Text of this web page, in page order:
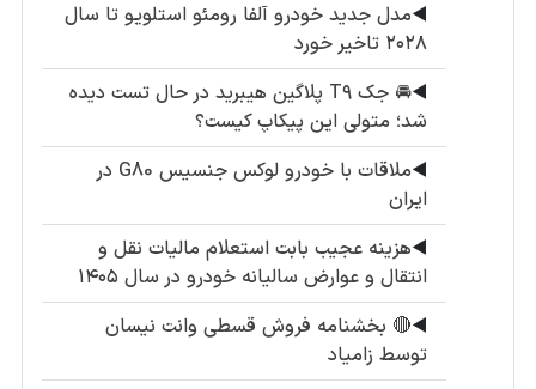
◀️مدل جدید خودرو آلفا رومئو استلویو تا سال
۲۰۲۸ تاخیر خورد
◀️
🚘 جک T۹ پلاگین هیبرید در حال تست دیده
شد؛ متولی این پیکاپ کیست؟
◀️
ملاقات با خودرو لوکس جنسیس G80 در
ایران
◀️هزینه عجیب بابت استعلام مالیات نقل و
انتقال و عوارض سالیانه خودرو در سال ۱۴۰۵
◀️🔴 بخشنامه فروش قسطی وانت نیسان
توسط زامیاد